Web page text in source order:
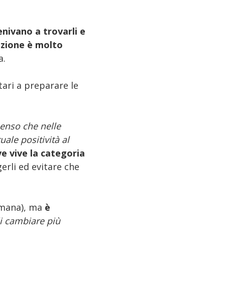
a trovarli e
è molto
a preparare le
che nelle
positività al
vive la categoria
ed evitare che
ma è
cambiare più